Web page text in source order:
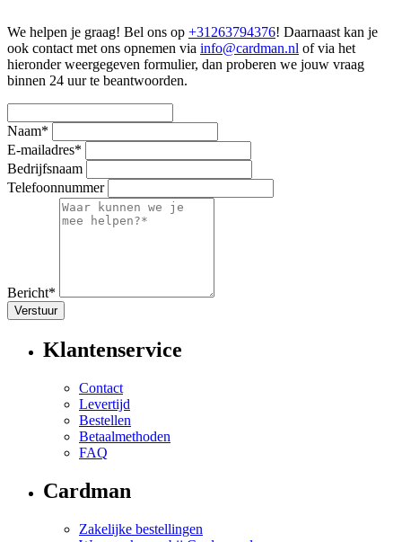
We helpen je graag! Bel ons op +31263794376! Daarnaast kan je
ook contact met ons opnemen via info@cardman.nl of via het
hieronder weergegeven formulier, dan proberen we jouw vraag
binnen 24 uur te beantwoorden.
Naam*
E-mailadres*
Bedrijfsnaam
Telefoonnummer
Bericht*
Verstuur
Klantenservice
Contact
Levertijd
Bestellen
Betaalmethoden
FAQ
Cardman
Zakelijke bestellingen